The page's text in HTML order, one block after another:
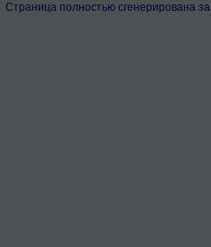
Страница полностью сгенерирована за